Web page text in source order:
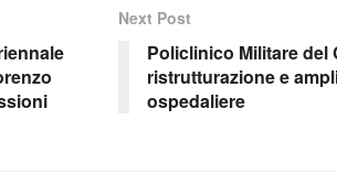
Next Post
Policlinico Militare del
ristrutturazione e
ospedaliere